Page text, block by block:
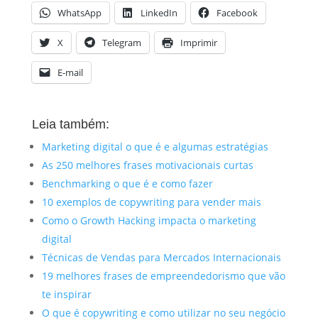
WhatsApp LinkedIn Facebook
X Telegram Imprimir
E-mail
Leia também:
Marketing digital o que é e algumas estratégias
As 250 melhores frases motivacionais curtas
Benchmarking o que é e como fazer
10 exemplos de copywriting para vender mais
Como o Growth Hacking impacta o marketing
digital
Técnicas de Vendas para Mercados Internacionais
19 melhores frases de empreendedorismo que vão
te inspirar
O que é copywriting e como utilizar no seu negócio